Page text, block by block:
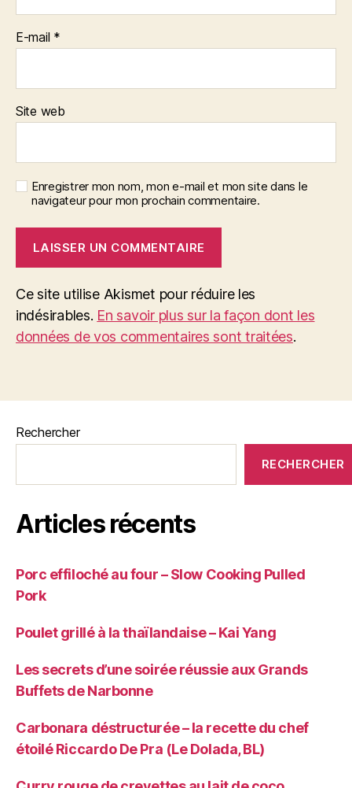
E-mail *
Site web
Enregistrer mon nom, mon e-mail et mon site dans le
navigateur pour mon prochain commentaire.
Ce site utilise Akismet pour réduire les
indésirables. En savoir plus sur la façon dont les
données de vos commentaires sont traitées.
Rechercher
RECHERCHER
Articles récents
Porc effiloché au four – Slow Cooking Pulled
Pork
Poulet grillé à la thaïlandaise – Kai Yang
Les secrets d’une soirée réussie aux Grands
Buffets de Narbonne
Carbonara déstructurée – la recette du chef
étoilé Riccardo De Pra (Le Dolada, BL)